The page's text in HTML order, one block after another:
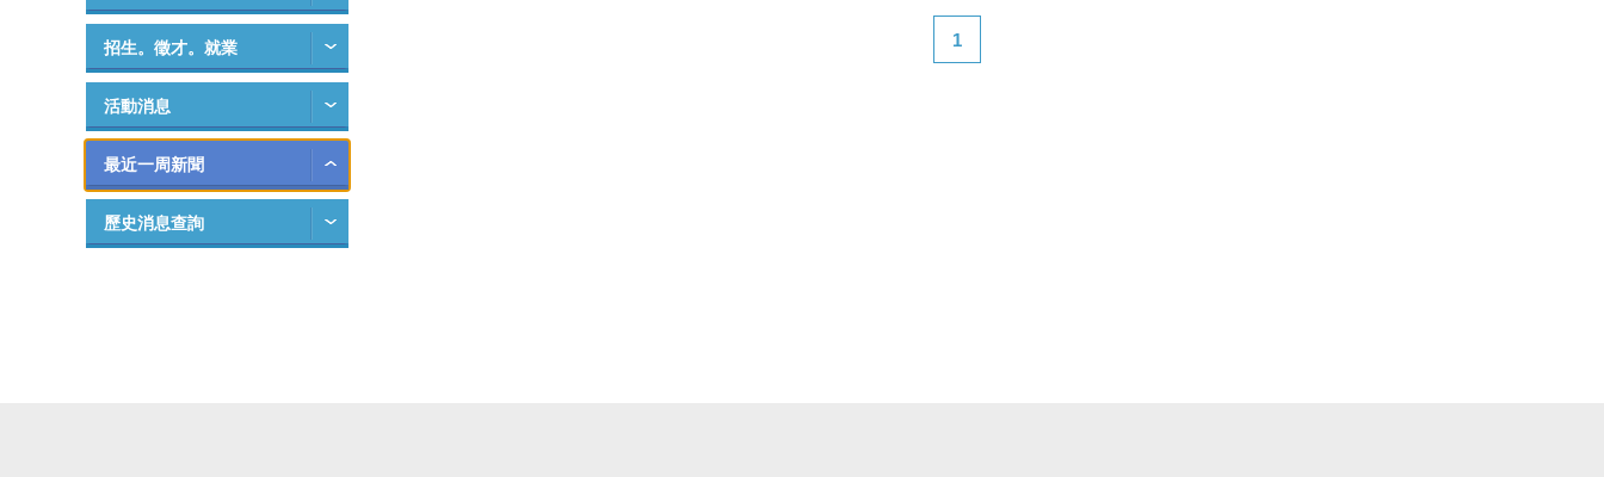
招生。徵才。就業
活動消息
最近一周新聞
歷史消息查詢
1